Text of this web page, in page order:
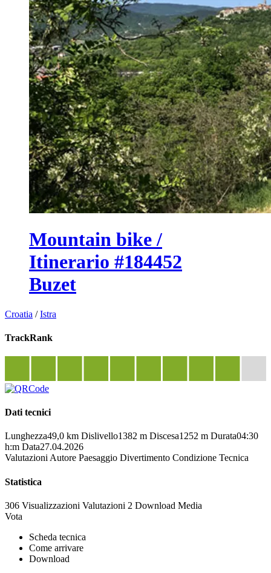
Mountain bike /
Itinerario #184452
Buzet
Croatia /Istra
TrackRank
Dati tecnici
Lunghezza49,0 km Dislivello1382 m Discesa1252 m Durata04:30
h:m Data27.04.2026
Valutazioni Autore Paesaggio Divertimento Condizione Tecnica
Statistica
306 Visualizzazioni Valutazioni 2 Download Media
Vota
Scheda tecnica
Come arrivare
Download